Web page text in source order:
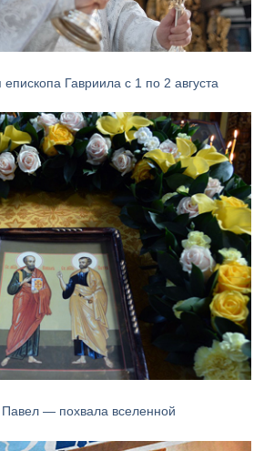
Гавриила с 1 по 2 августа
— похвала вселенной